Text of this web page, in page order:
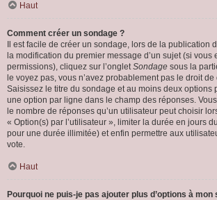
Haut
Comment créer un sondage ?
Il est facile de créer un sondage, lors de la publication
la modification du premier message d’un sujet (si vous
permissions), cliquez sur l’ongletSondage sous la
le voyez pas, vous n’avez probablement pas le droit
Saisissez le titre du sondage et au moins deux options
une option par ligne dans le champ des réponses.
le nombre de réponses qu’un utilisateur peut choisir
« Option(s) par l’utilisateur », limiter la durée en jours
pour une durée illimitée) et enfin permettre aux
vote.
Haut
Pourquoi ne puis-je pas ajouter plus d’options à mon